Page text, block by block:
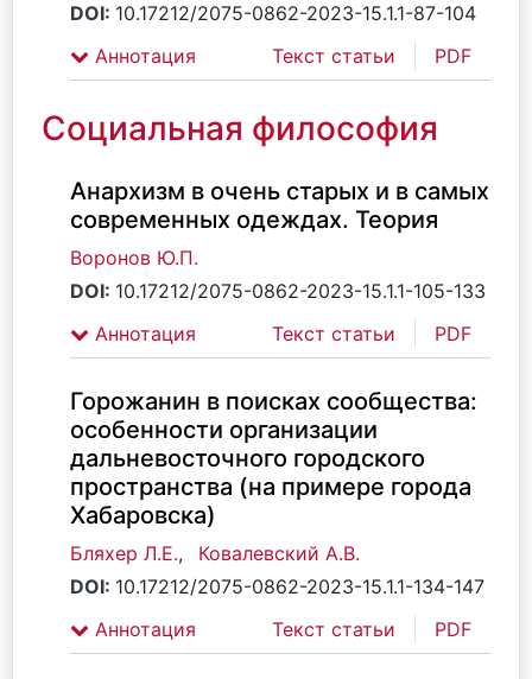
DOI: 10.17212/2075-0862-2023-15.1.1-87-104
Аннотация
Текст статьи PDF
Социальная философия
Анархизм в очень старых и в самых
современных одеждах. Теория
Воронов Ю.П.
DOI: 10.17212/2075-0862-2023-15.1.1-105-133
Аннотация
Текст статьи PDF
Горожанин в поисках сообщества:
особенности организации
дальневосточного городского
пространства (на примере города
Хабаровска)
Бляхер Л.Е.,
Ковалевский А.В.
DOI: 10.17212/2075-0862-2023-15.1.1-134-147
Аннотация
Текст статьи PDF